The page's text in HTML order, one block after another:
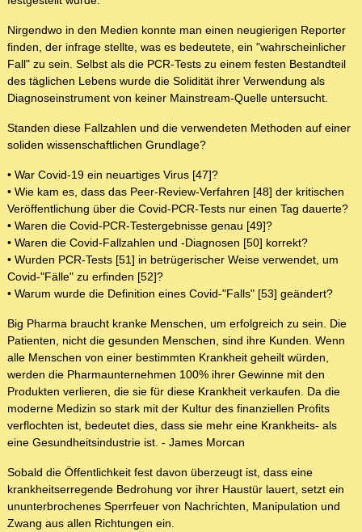
Nirgendwo in den Medien konnte man einen neugierigen Reporter
finden, der infrage stellte, was es bedeutete, ein "wahrscheinlicher
Fall" zu sein. Selbst als die PCR-Tests zu einem festen Bestandteil
des täglichen Lebens wurde die Solidität ihrer Verwendung als
Diagnoseinstrument von keiner Mainstream-Quelle untersucht.
Standen diese Fallzahlen und die verwendeten Methoden auf einer
soliden wissenschaftlichen Grundlage?
• War Covid-19 ein neuartiges Virus [47]?
• Wie kam es, dass das Peer-Review-Verfahren [48] der kritischen
Veröffentlichung über die Covid-PCR-Tests nur einen Tag dauerte?
• Waren die Covid-PCR-Testergebnisse genau [49]?
• Waren die Covid-Fallzahlen und -Diagnosen [50] korrekt?
• Wurden PCR-Tests [51] in betrügerischer Weise verwendet, um
Covid-"Fälle" zu erfinden [52]?
• Warum wurde die Definition eines Covid-"Falls" [53] geändert?
Big Pharma braucht kranke Menschen, um erfolgreich zu sein. Die
Patienten, nicht die gesunden Menschen, sind ihre Kunden. Wenn
alle Menschen von einer bestimmten Krankheit geheilt würden,
werden die Pharmaunternehmen 100% ihrer Gewinne mit den
Produkten verlieren, die sie für diese Krankheit verkaufen. Da die
moderne Medizin so stark mit der Kultur des finanziellen Profits
verflochten ist, bedeutet dies, dass sie mehr eine Krankheits- als
eine Gesundheitsindustrie ist. - James Morcan
Sobald die Öffentlichkeit fest davon überzeugt ist, dass eine
krankheitserregende Bedrohung vor ihrer Haustür lauert, setzt ein
ununterbrochenes Sperrfeuer von Nachrichten, Manipulation und
Zwang aus allen Richtungen ein.